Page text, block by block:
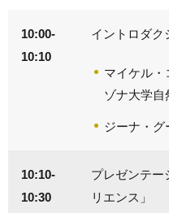
10:00-
10:10
イントロダク
マイケル・
ゾナ大学自
ジーナ・グ
10:10-
10:30
プレゼンテー
リエンス」